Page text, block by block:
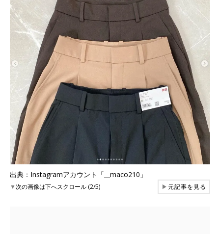
出典：Instagramアカウント「__maco210」
▼次の画像は下へスクロール (2/5) ▶元記事を見る